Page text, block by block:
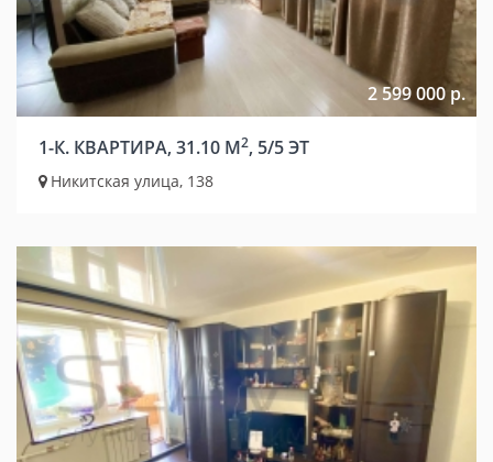
2 599 000 р.
1-К. КВАРТИРА, 31.10 М2, 5/5 ЭТ
Никитская улица, 138